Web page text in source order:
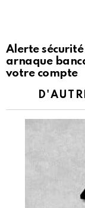
Alerte
arnaque
votre compte